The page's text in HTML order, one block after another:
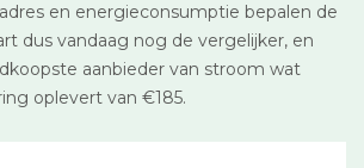
en energieconsumptie bepalen de
dus vandaag nog de vergelijker, en
aanbieder van stroom wat
oplevert van €185.